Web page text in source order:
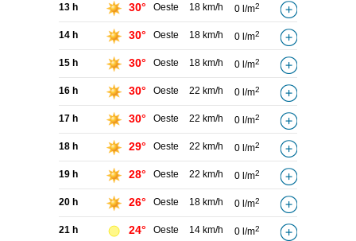
13 h 30° Oeste 18 km/h 0 l/m2
14 h 30° Oeste 18 km/h 0 l/m2
15 h 30° Oeste 18 km/h 0 l/m2
16 h 30° Oeste 22 km/h 0 l/m2
17 h 30° Oeste 22 km/h 0 l/m2
18 h 29° Oeste 22 km/h 0 l/m2
19 h 28° Oeste 22 km/h 0 l/m2
20 h 26° Oeste 18 km/h 0 l/m2
21 h 24° Oeste 14 km/h 0 l/m2